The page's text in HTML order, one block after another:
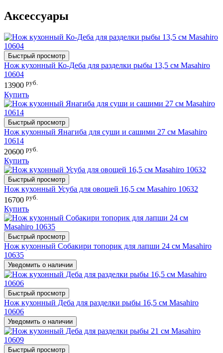
Аксессуары
Быстрый просмотр
Нож кухонный Ко-Деба для разделки рыбы 13,5 см Masahiro
10604
13900 руб.
Купить
Быстрый просмотр
Нож кухонный Янагиба для суши и сашими 27 см Masahiro
10614
20600 руб.
Купить
Быстрый просмотр
Нож кухонный Усуба для овощей 16,5 см Masahiro 10632
16700 руб.
Купить
Быстрый просмотр
Нож кухонный Собакири топорик для лапши 24 см Masahiro
10635
Уведомить о наличии
Быстрый просмотр
Нож кухонный Деба для разделки рыбы 16,5 см Masahiro
10606
Уведомить о наличии
Быстрый просмотр